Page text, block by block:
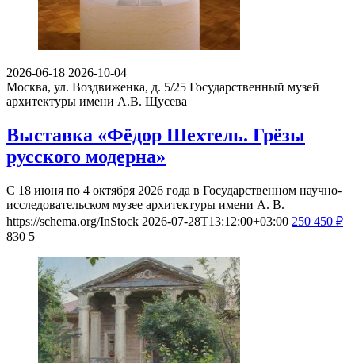
2026-06-18 2026-10-04
Москва, ул. Воздвиженка, д. 5/25 Государственный музей
архитектуры имени А.В. Щусева
Выставка «Фёдор Шехтель. Грёзы
русского модерна»
С 18 июня по 4 октября 2026 года в Государственном научно-
исследовательском музее архитектуры имени А. В.
https://schema.org/InStock 2026-07-28T13:12:00+03:00 250 450 ₽
830 5